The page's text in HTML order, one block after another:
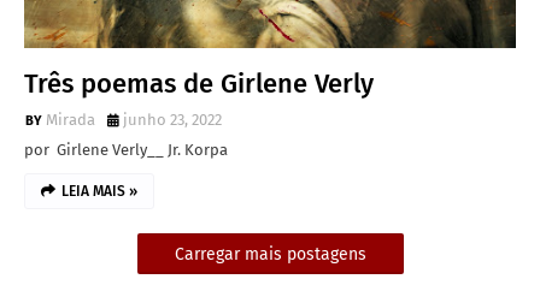
Três poemas de Girlene Verly
Mirada
junho 23, 2022
por Girlene Verly__ Jr. Korpa
LEIA MAIS »
Carregar mais postagens